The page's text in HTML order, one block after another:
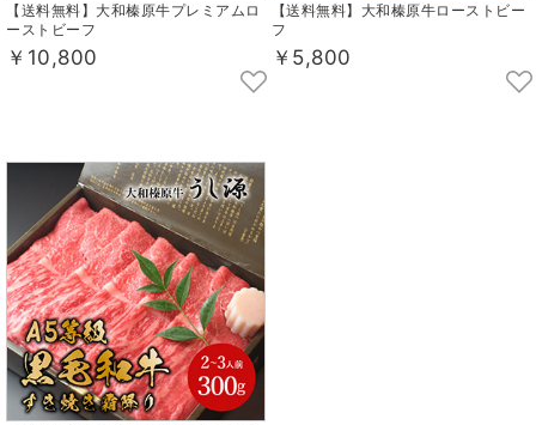
【送料無料】大和榛原牛プレミアムロ
ーストビーフ
￥10,800
【送料無料】大和榛原牛ローストビー
フ
￥5,800